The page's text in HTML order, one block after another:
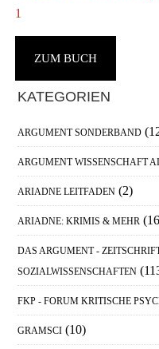
1
ZUM BUCH
Haupt-
Sidebar
KATEGORIEN
ARGUMENT SONDERBAND
ARGUMENT WISSENSCHAFT
ARIADNE LEITFADEN (2)
ARIADNE: KRIMIS & MEHR
DAS ARGUMENT -
SOZIALWISSENSCHAFTEN
FKP - FORUM KRITISCHE
GRAMSCI (10)